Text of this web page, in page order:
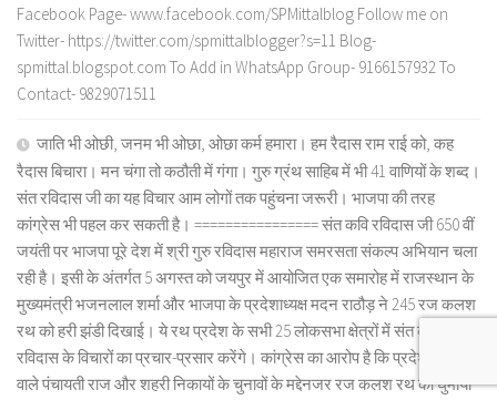
Facebook Page- www.facebook.com/SPMittalblog Follow me on
Twitter- https://twitter.com/spmittalblogger?s=11 Blog-
spmittal.blogspot.com To Add in WhatsApp Group- 9166157932 To
Contact- 9829071511
जाति भी ओछी, जनम भी ओछा, ओछा कर्म हमारा। हम रैदास राम राई को, कह
रैदास बिचारा। मन चंगा तो कठौती में गंगा। गुरु ग्रंथ साहिब में भी 41 वाणियों के शब्द।
संत रविदास जी का यह विचार आम लोगों तक पहुंचना जरूरी। भाजपा की तरह
कांग्रेस भी पहल कर सकती है। ================ संत कवि रविदास जी 650 वीं
जयंती पर भाजपा पूरे देश में श्री गुरु रविदास महाराज समरसता संकल्प अभियान चला
रही है। इसी के अंतर्गत 5 अगस्त को जयपुर में आयोजित एक समारोह में राजस्थान के
मुख्यमंत्री भजनलाल शर्मा और भाजपा के प्रदेशाध्यक्ष मदन राठौड़ ने 245 रज कलश
रथ को हरी झंडी दिखाई। ये रथ प्रदेश के सभी 25 लोकसभा क्षेत्रों में संत कवि
रविदास के विचारों का प्रचार-प्रसार करेंगे। कांग्रेस का आरोप है कि प्रदेश में होने
वाले पंचायती राज और शहरी निकायों के चुनावों के मद्देनजर रज कलश रथ को घुमाया